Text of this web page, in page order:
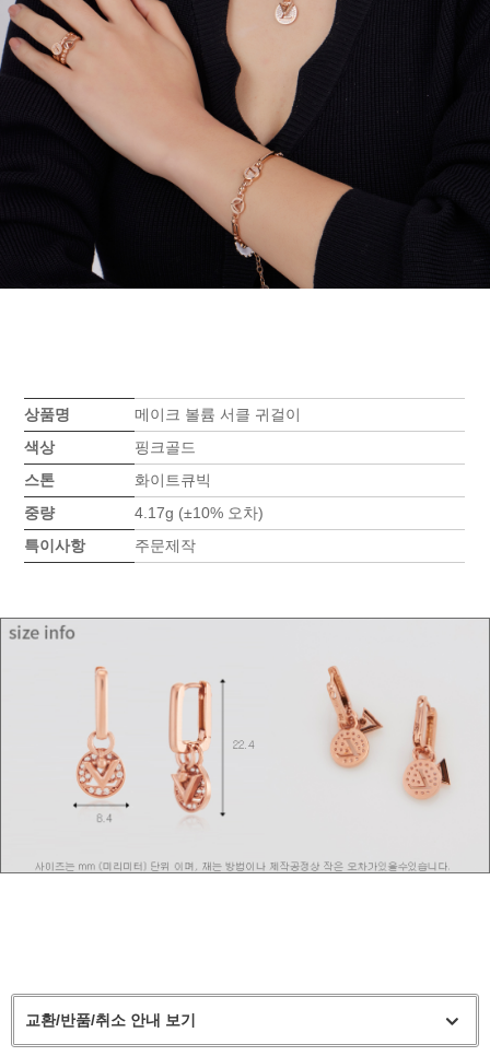
상품명
메이크 볼륨 서클 귀걸이
색상
핑크골드
스톤
화이트큐빅
중량
4.17g (±10% 오차)
특이사항
주문제작
교환/반품/취소 안내 보기